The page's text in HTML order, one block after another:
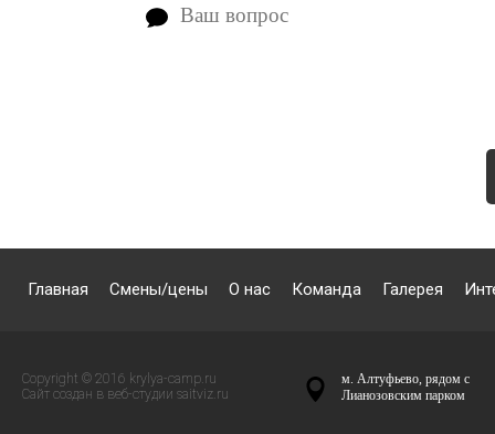
Главная Смены/цены О нас Команда Галерея
Copyright © 2016 krylya-camp.ru
Сайт создан в веб-студии saitviz.ru
м. Алтуфьево, рядом с
Лианозовским парком